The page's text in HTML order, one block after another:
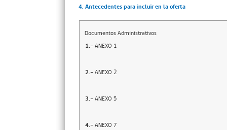
4. Antecedentes para incluir en la oferta
Documentos Administrativos
1.- ANEXO 1
2.- ANEXO 2
3.- ANEXO 5
4.- ANEXO 7